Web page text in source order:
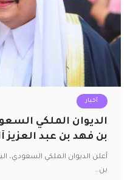
أخبار
الديوان الملكي
بن فهد بن عبد
أعلن الديوان الملكي السعودي،
بن…